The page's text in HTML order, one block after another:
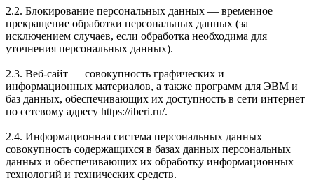
2.2. Блокирование персональных данных — временное
прекращение обработки персональных данных (за
исключением случаев, если обработка необходима для
уточнения персональных данных).
2.3. Веб-сайт — совокупность графических и
информационных материалов, а также программ для ЭВМ и
баз данных, обеспечивающих их доступность в сети интернет
по сетевому адресу https://iberi.ru/.
2.4. Информационная система персональных данных —
совокупность содержащихся в базах данных персональных
данных и обеспечивающих их обработку информационных
технологий и технических средств.